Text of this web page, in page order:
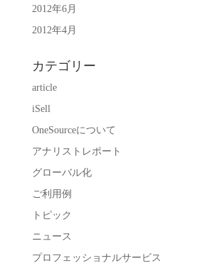
2012年6月
2012年4月
カテゴリー
article
iSell
OneSourceについて
アナリストレポート
グローバル化
ご利用例
トピック
ニュース
プロフェッショナルサービス